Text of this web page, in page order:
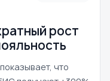
рост
что